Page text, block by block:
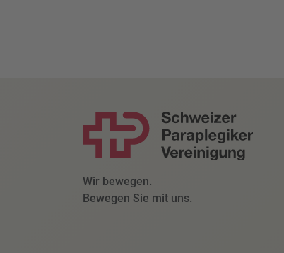
Wir bewegen.
Bewegen Sie mit uns.